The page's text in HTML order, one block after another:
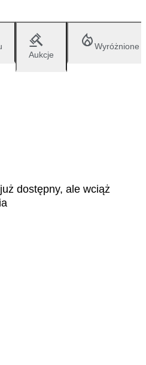
Aukcje
Wyróżnione
dostępny, ale wciąż